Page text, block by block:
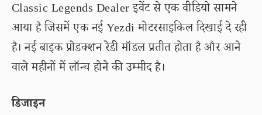
Classic Legends Dealer इवेंट से एक वीडियो सामने
आया है जिसमें एक नई Yezdi मोटरसाइकिल दिखाई दे रही
है। नई बाइक प्रोडक्शन रेडी मॉडल प्रतीत होता है और आने
वाले महीनों में लॉन्च होने की उम्मीद है।
डिजाइन